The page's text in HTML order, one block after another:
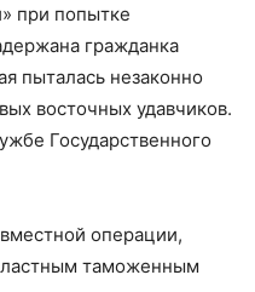
при попытке
гражданка
пыталась незаконно
восточных удавчиков.
Государственного
операции,
таможенным